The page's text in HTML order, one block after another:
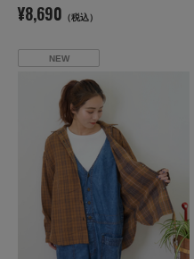
¥8,690 （税込）
NEW